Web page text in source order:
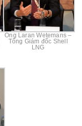
Ông Laran Wetemans –
Tổng Giám đốc Shell
LNG